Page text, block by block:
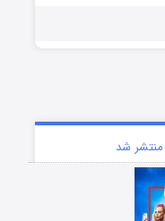
منتشر شد